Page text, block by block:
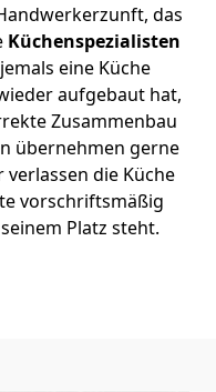
das
Küchenspezialisten
eine Küche
aufgebaut hat,
Zusammenbau
übernehmen gerne
die Küche
vorschriftsmäßig
Platz steht.